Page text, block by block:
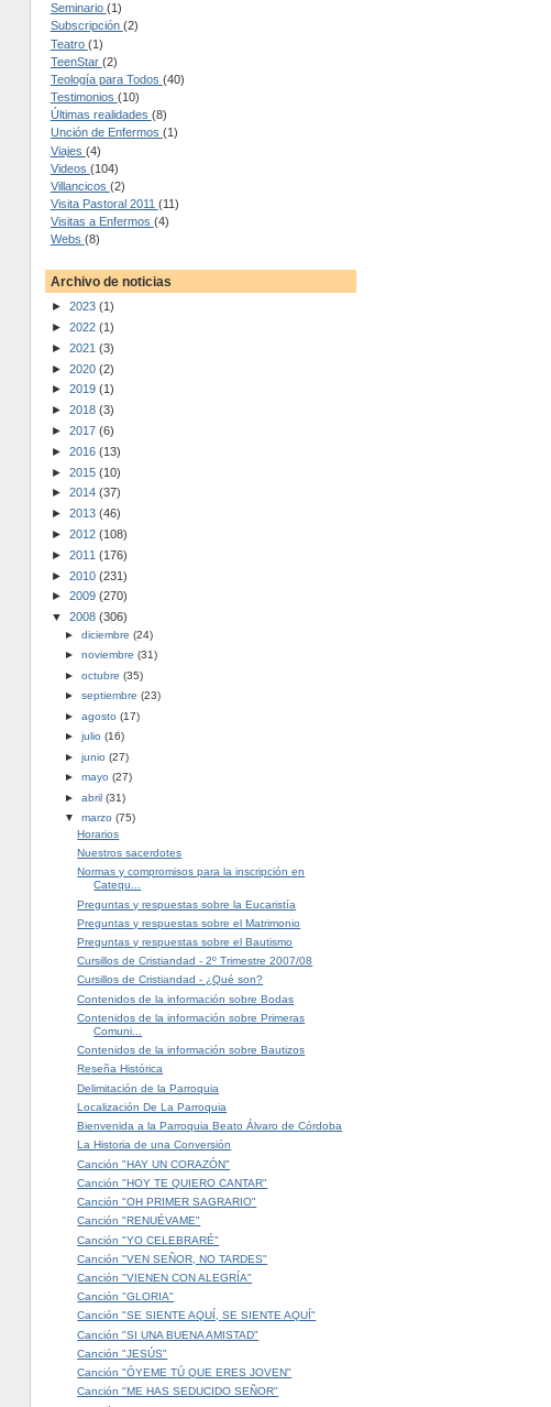
Seminario (1)
Subscripción (2)
Teatro (1)
TeenStar (2)
Teología para Todos (40)
Testimonios (10)
Últimas realidades (8)
Unción de Enfermos (1)
Viajes (4)
Videos (104)
Villancicos (2)
Visita Pastoral 2011 (11)
Visitas a Enfermos (4)
Webs (8)
Archivo de noticias
► 2023 (1)
► 2022 (1)
► 2021 (3)
► 2020 (2)
► 2019 (1)
► 2018 (3)
► 2017 (6)
► 2016 (13)
► 2015 (10)
► 2014 (37)
► 2013 (46)
► 2012 (108)
► 2011 (176)
► 2010 (231)
► 2009 (270)
▼ 2008 (306)
► diciembre (24)
► noviembre (31)
► octubre (35)
► septiembre (23)
► agosto (17)
► julio (16)
► junio (27)
► mayo (27)
► abril (31)
▼ marzo (75)
Horarios
Nuestros sacerdotes
Normas y compromisos para la inscripción en
Catequ...
Preguntas y respuestas sobre la Eucaristía
Preguntas y respuestas sobre el Matrimonio
Preguntas y respuestas sobre el Bautismo
Cursillos de Cristiandad - 2º Trimestre 2007/08
Cursillos de Cristiandad - ¿Qué son?
Contenidos de la información sobre Bodas
Contenidos de la información sobre Primeras
Comuni...
Contenidos de la información sobre Bautizos
Reseña Histórica
Delimitación de la Parroquia
Localización De La Parroquia
Bienvenida a la Parroquia Beato Álvaro de Córdoba
La Historia de una Conversión
Canción "HAY UN CORAZÓN"
Canción "HOY TE QUIERO CANTAR"
Canción "OH PRIMER SAGRARIO"
Canción "RENUÉVAME"
Canción "YO CELEBRARÉ"
Canción "VEN SEÑOR, NO TARDES"
Canción "VIENEN CON ALEGRÍA"
Canción "GLORIA"
Canción "SE SIENTE AQUÍ, SE SIENTE AQUÍ"
Canción "SI UNA BUENA AMISTAD"
Canción "JESÚS"
Canción "ÓYEME TÚ QUE ERES JOVEN"
Canción "ME HAS SEDUCIDO SEÑOR"